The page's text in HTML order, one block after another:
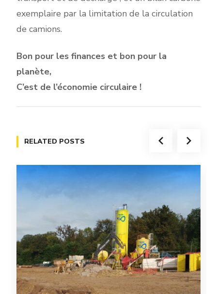
exemplaire par la limitation de la circulation
de camions.
Bon pour les finances et bon pour la
planète,
C’est de l’économie circulaire !
RELATED POSTS